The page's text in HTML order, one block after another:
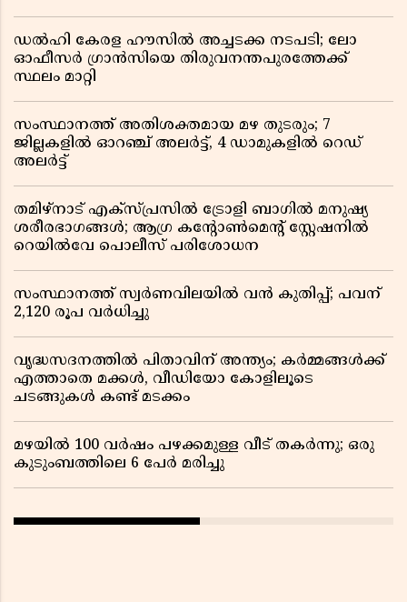
ഡൽഹി കേരള ഹൗസിൽ അച്ചടക്ക നടപടി; ലോ
ഓഫീസർ ഗ്രാൻസിയെ തിരുവനന്തപുരത്തേക്ക്
സ്ഥലം മാറ്റി
സംസ്ഥാനത്ത് അതിശക്തമായ മഴ തുടരും; 7
ജില്ലകളിൽ ഓറഞ്ച് അലർട്ട്, 4 ഡാമുകളിൽ റെഡ്
അലർട്ട്
തമിഴ്‌നാട് എക്സ്പ്രസിൽ ട്രോളി ബാഗിൽ മനുഷ്യ
ശരീരഭാഗങ്ങൾ; ആഗ്ര കൻ്റോൺമെൻ്റ് സ്റ്റേഷനിൽ
റെയിൽവേ പൊലീസ് പരിശോധന
സംസ്ഥാനത്ത് സ്വര്‍ണവിലയില്‍ വന്‍ കുതിപ്പ്; പവന്
2,120 രൂപ വര്‍ധിച്ചു
വൃദ്ധസദനത്തിൽ പിതാവിന് അന്ത്യം; കർമ്മങ്ങൾക്ക്
എത്താതെ മക്കൾ, വീഡിയോ കോളിലൂടെ
ചടങ്ങുകൾ കണ്ട് മടക്കം
മഴയിൽ 100 വർഷം പഴക്കമുള്ള വീട് തകർന്നു; ഒരു
കുടുംബത്തിലെ 6 പേർ മരിച്ചു